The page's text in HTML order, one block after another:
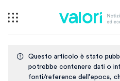
Questo articolo è stato
potrebbe contenere dati o
fonti/reference dell'epoca,